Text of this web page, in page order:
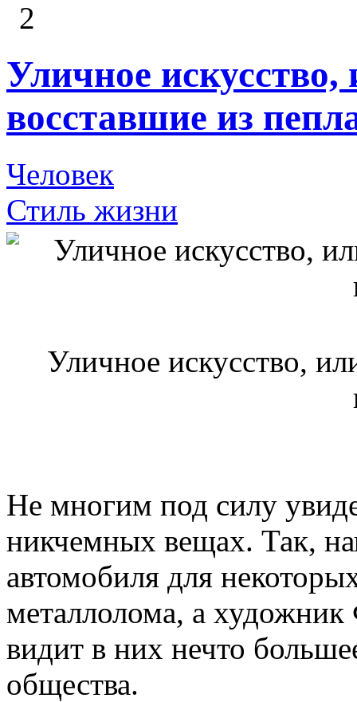
2
Уличное
восставшие из
Человек
Стиль жизни
Уличное искусство,
Не многим под силу
никчемных вещах. Так,
автомобиля для
металлолома, а
видит в них нечто
общества.